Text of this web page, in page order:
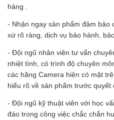
hàng .
- Nhận ngay sản phẩm đảm bảo
xứ rõ ràng, dịch vụ bảo hành,
- Đội ngũ nhân viên tư vấn
nhiệt tình, có trình độ chuyên
các hãng Camera hiện có mặt
hiểu rõ về sản phẩm trước quyết
- Đội ngũ kỹ thuật viên với học
đáo trong công việc chắc chắn